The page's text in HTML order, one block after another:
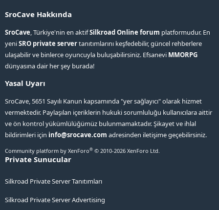
SroCave Hakkında
SroCave, Türkiye'nin en aktifSilkroad Online forum platformudur. En
yeniSRO private servertanıtımlarını keşfedebilir, güncel rehberlere
ulaşabilir ve binlerce oyuncuyla buluşabilirsiniz. Efsanevi MMORPG
dünyasına dair her şey burada!
Yasal Uyarı
SroCave, 5651 Sayılı Kanun kapsamında "yer sağlayıcı" olarak hizmet
vermektedir. Paylaşılan içeriklerin hukuki sorumluluğu kullanıcılara aittir
ve ön kontrol yükümlülüğümüz bulunmamaktadır. Şikayet ve ihlal
bildirimleri için info@srocave.com adresinden iletişime geçebilirsiniz.
Community platform by XenForo® © 2010-2026 XenForo Ltd.
Private Sunucular
Silkroad Private Server Tanıtımları
Silkroad Private Server Advertising